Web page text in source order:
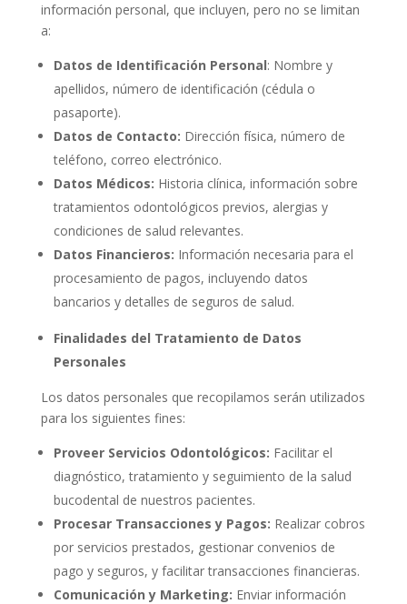
información personal, que incluyen, pero no se limitan
a:
Datos de Identificación Personal: Nombre y
apellidos, número de identificación (cédula o
pasaporte).
Datos de Contacto: Dirección física, número de
teléfono, correo electrónico.
Datos Médicos: Historia clínica, información sobre
tratamientos odontológicos previos, alergias y
condiciones de salud relevantes.
Datos Financieros: Información necesaria para el
procesamiento de pagos, incluyendo datos
bancarios y detalles de seguros de salud.
Finalidades del Tratamiento de Datos
Personales
Los datos personales que recopilamos serán utilizados
para los siguientes fines:
Proveer Servicios Odontológicos: Facilitar el
diagnóstico, tratamiento y seguimiento de la salud
bucodental de nuestros pacientes.
Procesar Transacciones y Pagos: Realizar cobros
por servicios prestados, gestionar convenios de
pago y seguros, y facilitar transacciones financieras.
Comunicación y Marketing: Enviar información